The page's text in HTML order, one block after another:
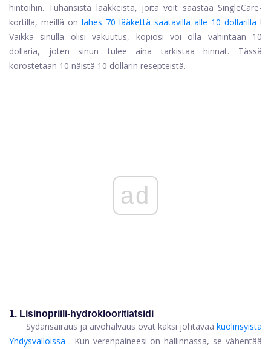
hintoihin. Tuhansista lääkkeistä, joita voit säästää SingleCare-
kortilla, meillä on lähes 70 lääkettä saatavilla alle 10 dollarilla !
Vaikka sinulla olisi vakuutus, kopiosi voi olla vähintään 10
dollaria, joten sinun tulee aina tarkistaa hinnat. Tässä
korostetaan 10 näistä 10 dollarin resepteistä.
ad
1. Lisinopriili-hydroklooritiatsidi
Sydänsairaus ja aivohalvaus ovat kaksi johtavaa kuolinsyistä
Yhdysvalloissa . Kun verenpaineesi on hallinnassa, se vähentää